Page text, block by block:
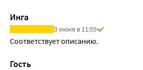
Инга
3 июня в 11:55
Соответствует описанию.
Гость